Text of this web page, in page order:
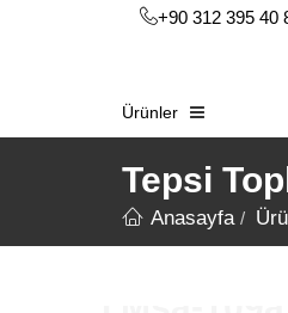
+90 312 395 40
Ürünler
Tepsi
Anasayfa